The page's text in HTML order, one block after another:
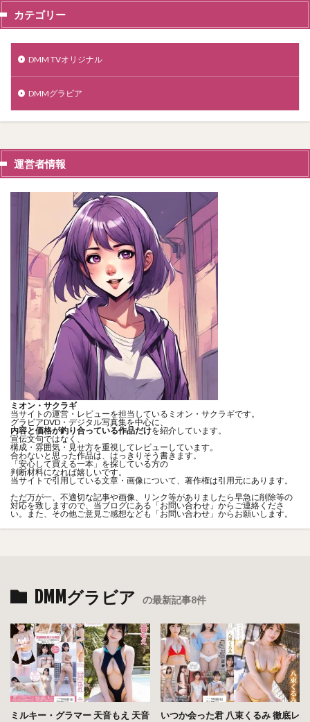
カテゴリー
DMM TVオリジナル
DMMグラビア
運営者情報
ミオン・サクラギ
当サイトの運営・レビューを担当しているミオン・サクラギです。
グラビアDVD・デジタル写真集を中心に、
内容と価格が釣り合っている作品だけを紹介しています。
宣伝文句ではなく、
構成・雰囲気・見せ方を重視してレビューしています。
合わないと思った作品は、はっきりそう書きます。
「安心して買える一本」を探している方の
判断材料になれば嬉しいです。
当サイトで引用している文章・画像について、著作権は引用元にあります。
ただ万が一、不適切な記事や画像、リンク等がありましたら早急に削除等の
対応を致しますので、当ブログにある「お問い合わせ 」からご連絡くださ
い。また、その他ご意見ご感想なども「お問い合わせ 」からお願いします。
DMMグラビア の最新記事8件
ミルキー・グラマー 天音もえ 天音
いつか会った君 八束くるみ 徹底レ